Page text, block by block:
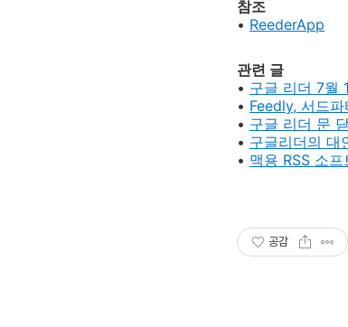
참조
• ReederApp
관련 글
• 구글 리더 7월
• Feedly, 서드
• 구글 리더 문
• 구글리더의 대
• 맥용 RSS 소
공감